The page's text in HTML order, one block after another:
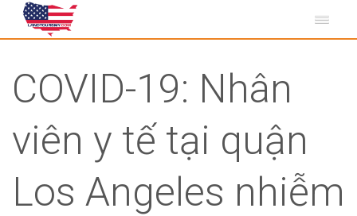
COVID-19: Nhân
viên y tế tại quận
Los Angeles nhiễm